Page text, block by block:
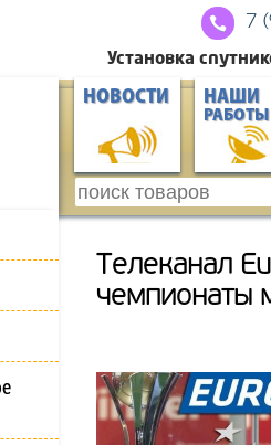
7
Установка
НОВОСТИ НАШИ
РАБОТЫ
Телеканал
чемпионаты